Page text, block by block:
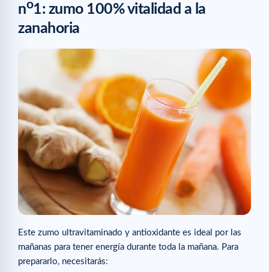
no1: zumo 100% vitalidad a la
zanahoria
Este zumo ultravitaminado y antioxidante es ideal por las
mañanas para tener energía durante toda la mañana. Para
prepararlo, necesitarás: